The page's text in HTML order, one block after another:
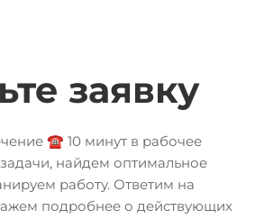
заявку
☎️ 10 минут в рабочее
найдем оптимальное
работу. Ответим на
подробнее о действующих